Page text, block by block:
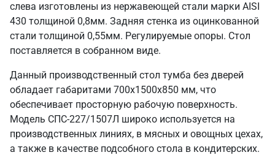
слева изготовлены из нержавеющей стали марки AISI
430 толщиной 0,8мм. Задняя стенка из оцинкованной
стали толщиной 0,55мм. Регулируемые опоры. Стол
поставляется в собранном виде.
Данный производственный стол тумба без дверей
обладает габаритами 700х1500х850 мм, что
обеспечивает просторную рабочую поверхность.
Модель СПС-227/1507Л широко используется на
производственных линиях, в мясных и овощных цехах,
а также в качестве подсобного стола в кондитерских.